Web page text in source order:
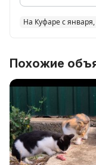
На Куфаре с
Похожие